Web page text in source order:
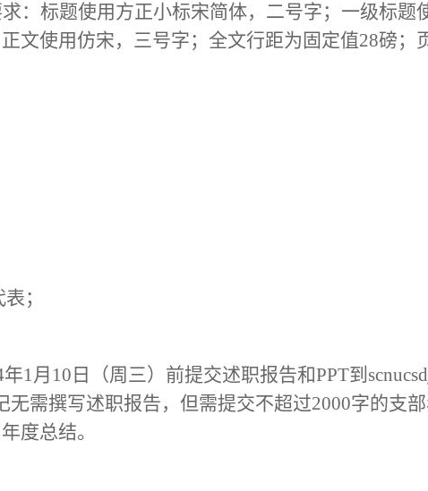
：标题使用方正小标宋简体，二号字；一级标题
文使用仿宋，三号字；全文行距为固定值28磅；
；
年1月 10 日 （周三） 前提交述职报告和PPT到
无需撰写述职报告，但需提交不超过2000字的支部
度总结。